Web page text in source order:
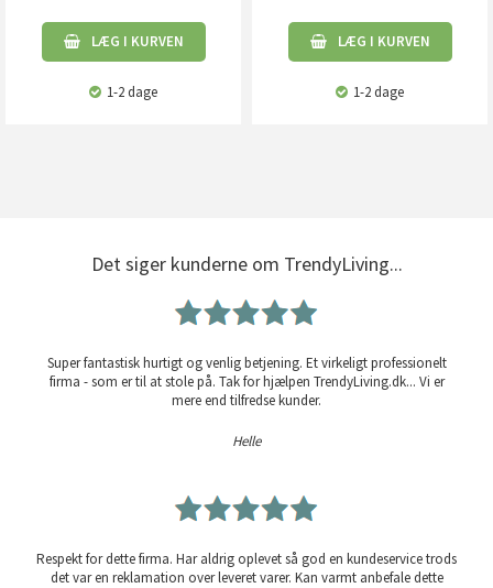
LÆG I KURVEN
1-2 dage
LÆG I KURVEN
1-2 dage
Det siger kunderne om TrendyLiving...
Super fantastisk hurtigt og venlig betjening. Et virkeligt professionelt
firma - som er til at stole på. Tak for hjælpen TrendyLiving.dk... Vi er
mere end tilfredse kunder.
Helle
Respekt for dette firma. Har aldrig oplevet så god en kundeservice trods
det var en reklamation over leveret varer. Kan varmt anbefale dette